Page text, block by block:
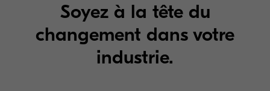
Soyez à la tête du
changement dans votre
industrie.